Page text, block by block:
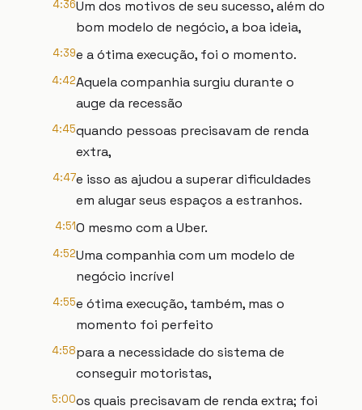
4:36Um dos motivos de seu sucesso, além do
bom modelo de negócio, a boa ideia,
4:39e a ótima execução, foi o momento.
4:42Aquela companhia surgiu durante o
auge da recessão
4:45quando pessoas precisavam de renda
extra,
4:47e isso as ajudou a superar dificuldades
em alugar seus espaços a estranhos.
4:51O mesmo com a Uber.
4:52Uma companhia com um modelo de
negócio incrível
4:55e ótima execução, também, mas o
momento foi perfeito
4:58para a necessidade do sistema de
conseguir motoristas,
5:00os quais precisavam de renda extra; foi